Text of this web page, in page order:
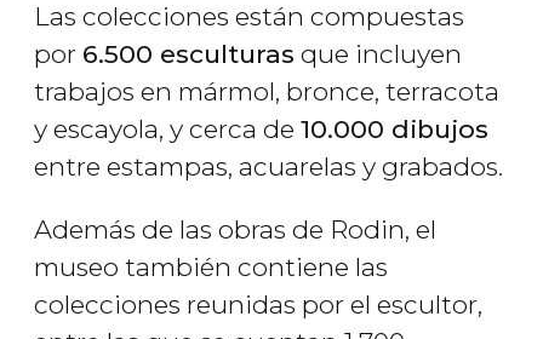
Las colecciones están compuestas
por 6.500 esculturas que incluyen
trabajos en mármol, bronce, terracota
y escayola, y cerca de 10.000 dibujos
entre estampas, acuarelas y grabados.
Además de las obras de Rodin, el
museo también contiene las
colecciones reunidas por el escultor,